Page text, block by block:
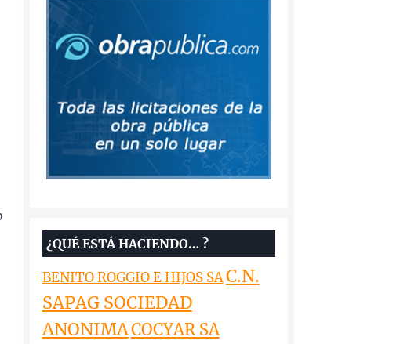
¿QUÉ ESTÁ HACIENDO… ?
BENITO ROGGIO E HIJOS SAC.N.
SAPAG SOCIEDAD
ANONIMACOCYAR SA